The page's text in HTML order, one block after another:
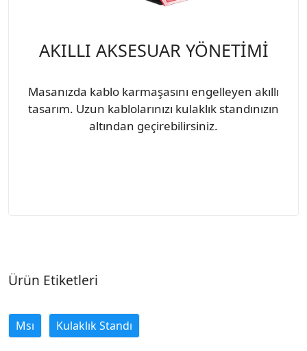
AKILLI AKSESUAR YÖNETİMİ
Masanızda kablo karmaşasını engelleyen akıllı
tasarım. Uzun kablolarınızı kulaklık standınızın
altından geçirebilirsiniz.
Ürün Etiketleri
Msı Kulaklık Standı